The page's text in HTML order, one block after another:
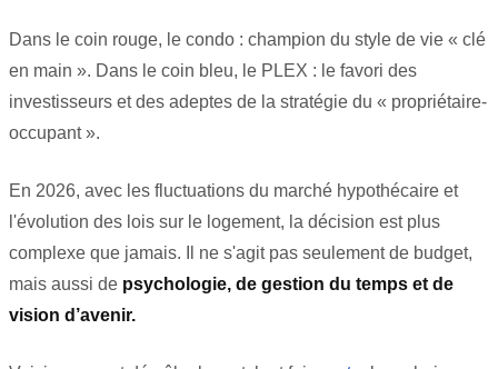
Dans le coin rouge, le condo : champion du style de vie « clé
en main ». Dans le coin bleu, le PLEX : le favori des
investisseurs et des adeptes de la stratégie du « propriétaire-
occupant ».
En 2026, avec les fluctuations du marché hypothécaire et
l'évolution des lois sur le logement, la décision est plus
complexe que jamais. Il ne s'agit pas seulement de budget,
mais aussi de psychologie, de gestion du temps et de
vision d’avenir.